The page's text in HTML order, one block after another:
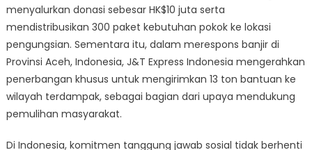
menyalurkan donasi sebesar HK$10 juta serta
mendistribusikan 300 paket kebutuhan pokok ke lokasi
pengungsian. Sementara itu, dalam merespons banjir di
Provinsi Aceh, Indonesia, J&T Express Indonesia mengerahkan
penerbangan khusus untuk mengirimkan 13 ton bantuan ke
wilayah terdampak, sebagai bagian dari upaya mendukung
pemulihan masyarakat.
Di Indonesia, komitmen tanggung jawab sosial tidak berhenti